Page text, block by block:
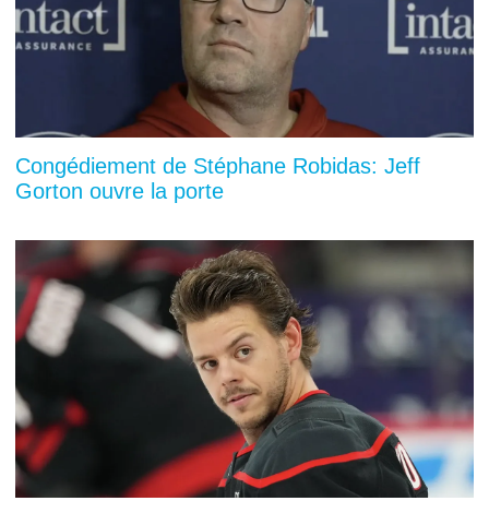
Congédiement de Stéphane Robidas: Jeff
Gorton ouvre la porte